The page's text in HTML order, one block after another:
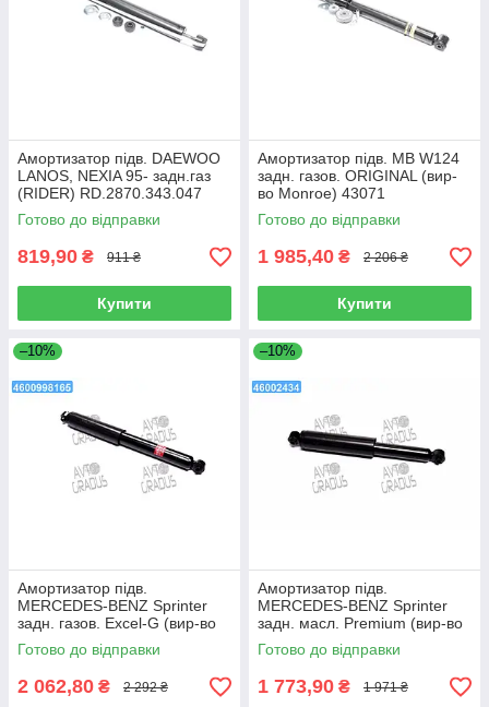
Амортизатор підв. DAEWOO
LANOS, NEXIA 95- задн.газ
(RIDER) RD.2870.343.047
Готово до відправки
819,90 ₴ 911 ₴
Купити
Амортизатор підв. MB W124
задн. газов. ORIGINAL (вир-
во Monroe) 43071
Готово до відправки
1 985,40 ₴ 2 206 ₴
Купити
–10%
Амортизатор підв.
MERCEDES-BENZ Sprinter
задн. газов. Excel-G (вир-во
Kayaba) 341339
Готово до відправки
2 062,80 ₴ 2 292 ₴
–10%
Амортизатор підв.
MERCEDES-BENZ Sprinter
задн. масл. Premium (вир-во
Kayaba) 441081
Готово до відправки
1 773,90 ₴ 1 971 ₴